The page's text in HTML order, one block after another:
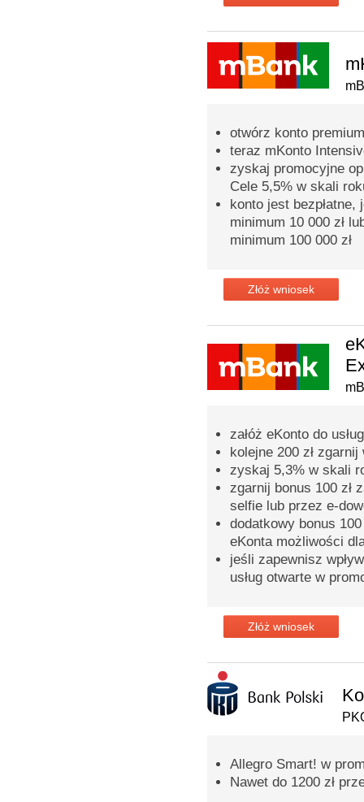
otwórz konto
teraz mKonto
zyskaj promocyjne
Cele 5,5% w skali
konto jest bezpłatne,
minimum 10 000 zł
minimum 100 000 zł
Złóż wniosek
załóż eKonto do
kolejne 200 zł
zyskaj 5,3% w skali
zgarnij bonus 100 zł
selfie lub przez e-
dodatkowy bonus
eKonta możliwości
jeśli zapewnisz
usług otwarte w
Złóż wniosek
Allegro Smart! w
Nawet do 1200 zł